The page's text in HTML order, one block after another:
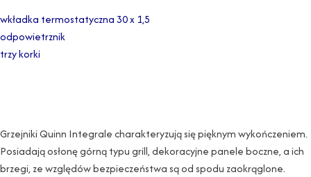
wkładka termostatyczna 30 x 1,5
odpowietrznik
trzy korki
Grzejniki Quinn Integrale charakteryzują się pięknym wykończeniem.
Posiadają osłonę górną typu grill, dekoracyjne panele boczne, a ich
brzegi, ze względów bezpieczeństwa są od spodu zaokrąglone.